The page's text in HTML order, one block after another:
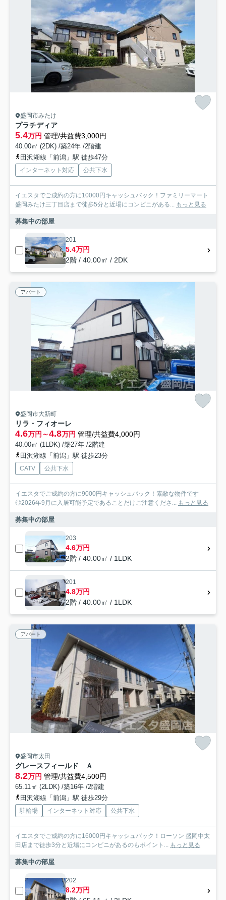
盛岡市みたけ
プラチディア
5.4万円 管理/共益費3,000円
40.00㎡ (2DK) /築24年 /2階建
田沢湖線「前潟」駅 徒歩47分
インターネット対応 公共下水
イエスタでご成約の方に10000円キャッシュバック！ファミリーマート
盛岡みたけ三丁目店まで徒歩5分と近場にコンビニがある... もっと見る
募集中の部屋
201
5.4万円
2階 / 40.00㎡ / 2DK
アパート
盛岡市大新町
リラ・フィオーレ
4.6万円～4.8万円 管理/共益費4,000円
40.00㎡ (1LDK) /築27年 /2階建
田沢湖線「前潟」駅 徒歩23分
CATV 公共下水
イエスタでご成約の方に9000円キャッシュバック！素敵な物件です
◎2026年9月に入居可能予定であることだけご注意くださ... もっと見る
募集中の部屋
203
4.6万円
2階 / 40.00㎡ / 1LDK
201
4.8万円
2階 / 40.00㎡ / 1LDK
アパート
盛岡市太田
グレースフィールド Ａ
8.2万円 管理/共益費4,500円
65.11㎡ (2LDK) /築16年 /2階建
田沢湖線「前潟」駅 徒歩29分
駐輪場 インターネット対応 公共下水
イエスタでご成約の方に16000円キャッシュバック！ローソン 盛岡中太
田店まで徒歩3分と近場にコンビニがあるのもポイント... もっと見る
募集中の部屋
202
8.2万円